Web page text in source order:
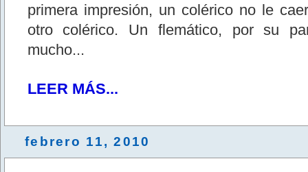
primera impresión, un colérico no le
otro colérico. Un flemático, por su
mucho...
LEER MÁS...
febrero 11, 2010